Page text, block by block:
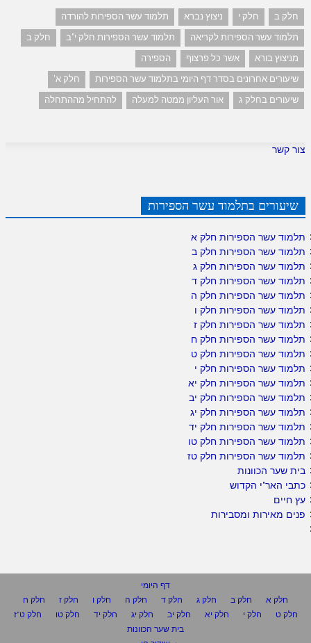
חלק ב חלק י ניצוץ נברא
תלמוד עשר הספירות להורדה
תלמוד עשר הספירות לקריאה
תלמוד עשר הספירות חלק י"ב
חלק ב
מניצוץ בורא
אשר כל פרצוף
הספירה
שיעורים אחרונים בסדר דף היומי בתלמוד עשר הספירות
חלק א'
שיעורים בחלק ג
אור העליון ממטה למעלה להתחיל מההתחלה
צור קשר
שיעורים בתלמוד עשר הספירות
תלמוד עשר הספירות חלק א
תלמוד עשר הספירות חלק ב
תלמוד עשר הספירות חלק ג
תלמוד עשר הספירות חלק ד
תלמוד עשר הספירות חלק ה
תלמוד עשר הספירות חלק ו
תלמוד עשר הספירות חלק ז
תלמוד עשר הספירות חלק ח
תלמוד עשר הספירות חלק ט
תלמוד עשר הספירות חלק י
תלמוד עשר הספירות חלק יא
תלמוד עשר הספירות חלק יב
תלמוד עשר הספירות חלק יג
תלמוד עשר הספירות חלק יד
תלמוד עשר הספירות חלק טו
תלמוד עשר הספירות חלק טז
בית שער הכוונות
כתבי האר"י הקדוש
עץ חיים
פנים מאירות ומסבירות
דף היומי
חלק א
חלק ב חלק ג חלק ד חלק ה חלק ו חלק ז
חלק ח
חלק ט
חלק י חלק יא חלק יב חלק יג חלק יד חלק טו
חלק ט"ז
בית שער הכוונות